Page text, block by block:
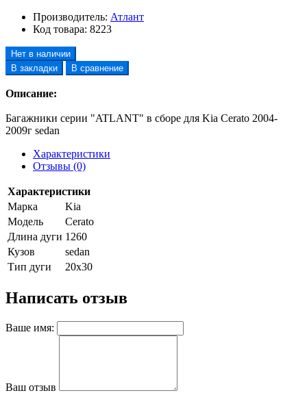
Производитель: Атлант
Код товара: 8223
Нет в наличии
В закладки
В сравнение
Описание:
Багажники серии "ATLANT" в сборе для Kia Cerato 2004-
2009г sedan
Характеристики
Отзывы (0)
Характеристики
Марка
Kia
Модель
Cerato
Длина дуги 1260
Кузов
sedan
Тип дуги
20х30
Написать отзыв
Ваше имя:
Ваш отзыв